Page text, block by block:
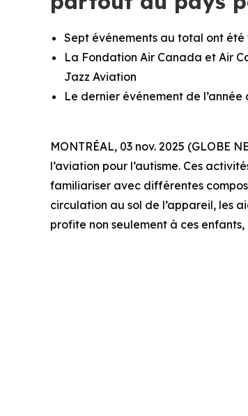
Sept événements au total ont été
La Fondation Air Canada et Air
Jazz Aviation
Le dernier événement de
MONTRÉAL, 03 nov. 2025
l’aviation pour l’autisme. Ces
familiariser avec différentes
circulation au sol de l’appareil, les
profite non seulement à ces